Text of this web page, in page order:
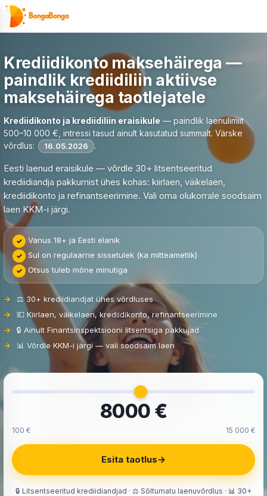
Skip
Krediidikonto maksehäirega —
paindlik krediidiliin aktiivse
maksehäirega taotlejatele
Krediidikonto ja krediidiliin eraisikule — paindlik laenulimiit
500–10 000 €, intressi tasud ainult kasutatud summalt. Värske
võrdlus:
16.05.2026 .
Eesti laenud eraisikule — võrdle 30+ litsentseeritud
krediidiandja pakkumist ühes kohas: kiirlaen, väikelaen,
krediidikonto ja refinantseerimine. Vali oma olukorrale soodsaim
laen KKM-i järgi.
Vanus 18+ ja Eesti elanik
Sul on regulaarne sissetulek (ka mitteametlik)
Otsus tuleb mõne minutiga
⚖️ 30+ krediidiandjat ühes võrdluses
💶 Kiirlaen, väikelaen, krediidikonto, refinantseerimine
🔒 Ainult Finantsinspektsiooni litsentsiga pakkujad
📊 Võrdle KKM-i järgi — vali soodsaim laen
8000 €
100 € 15 000 €
Esita taotlus→
🔒 Litsentseeritud krediidiandjad · ⚖️ Sõltumatu laenuvõrdlus · 📊 30+